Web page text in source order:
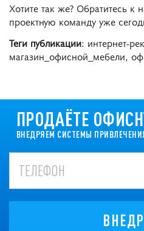
Хотите так же? Обратитесь
проектную команду уже
Теги публикации: интернет-
магазин_офисной_мебели,
ПРОДАЁТЕ
ВНЕДРЯЕМ СИСТЕМЫ